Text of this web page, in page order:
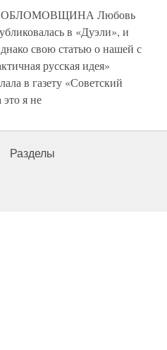
Любовь
в «Дуэли», и
свою статью о нашей с
русская идея»
в газету «Советский
я не
Разделы